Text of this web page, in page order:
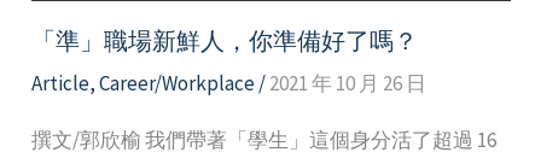
「準」職場新鮮人，你準備好了嗎？
Article,Career/Workplace/2021 年 10 月 26 日
撰文/郭欣榆 我們帶著「學生」這個身分活了超過 16